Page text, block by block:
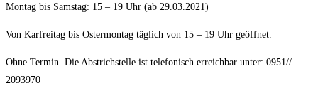
Mon­tag bis Sams­tag: 15 – 19 Uhr (ab 29.03.2021)
Von Kar­frei­tag bis Oster­mon­tag täg­lich von 15 – 19 Uhr geöffnet.
Ohne Ter­min. Die Abstrich­stel­le ist tele­fo­nisch erreich­bar unter: 0951/​/​
2093970